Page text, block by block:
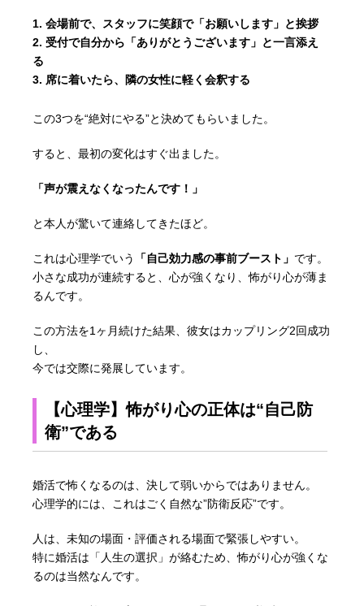
会場前で、スタッフに笑顔で「お願いします」と挨拶
受付で自分から「ありがとうございます」と一言添え
る
席に着いたら、隣の女性に軽く会釈する
この3つを“絶対にやる”と決めてもらいました。
すると、最初の変化はすぐ出ました。
「声が震えなくなったんです！」
と本人が驚いて連絡してきたほど。
これは心理学でいう 「自己効力感の事前ブースト」 です。
小さな成功が連続すると、心が強くなり、怖がり心が薄ま
るんです。
この方法を1ヶ月続けた結果、彼女はカップリング2回成功
し、
今では交際に発展しています。
【心理学】怖がり心の正体は“自己防
衛”である
婚活で怖くなるのは、決して弱いからではありません。
心理学的には、これはごく自然な”防衛反応”です。
人は、未知の場面・評価される場面で緊張しやすい。
特に婚活は「人生の選択」が絡むため、怖がり心が強くな
るのは当然なんです。